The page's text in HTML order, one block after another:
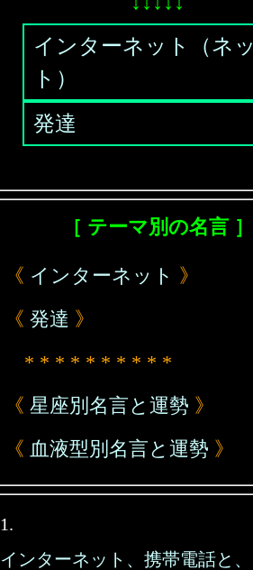
インターネット（ネッ
ト）
発達
［ テーマ別の名言 ］
《 インターネット 》
《 発達 》
* * * * * * * * * *
《 星座別名言と運勢 》
《 血液型別名言と運勢 》
1.
インターネット、携帯電話と、